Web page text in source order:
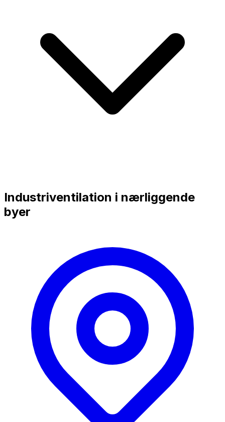
Industriventilation i nærliggende
byer